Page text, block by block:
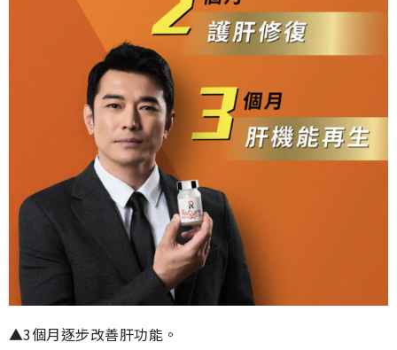
▲3個月逐步改善肝功能。